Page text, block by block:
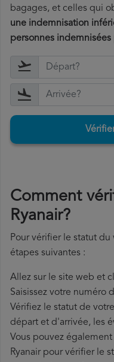
bagages, et celles qui
une indemnisation
personnes
Comment
Ryanair?
Pour vérifier le statut du
étapes suivantes :
Allez sur le site web et
Saisissez votre numéro
Vérifiez le statut de
départ et d'arrivée, les
Vous pouvez
Ryanair pour vérifier le